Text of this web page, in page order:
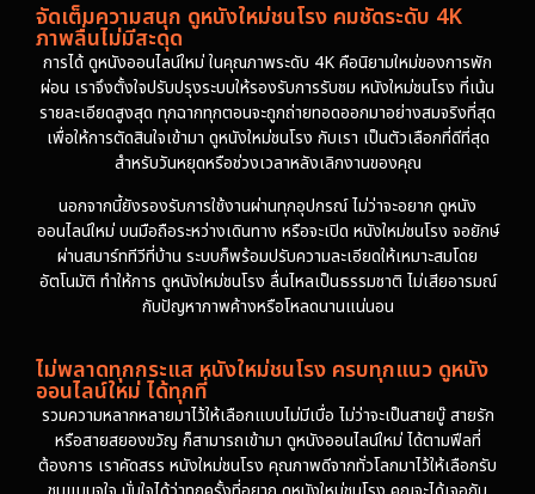
จัดเต็มความสนุก ดูหนังใหม่ชนโรง คมชัดระดับ 4K
ภาพลื่นไม่มีสะดุด
การได้ ดูหนังออนไลน์ใหม่ ในคุณภาพระดับ 4K คือนิยามใหม่ของการพัก
ผ่อน เราจึงตั้งใจปรับปรุงระบบให้รองรับการรับชม หนังใหม่ชนโรง ที่เน้น
รายละเอียดสูงสุด ทุกฉากทุกตอนจะถูกถ่ายทอดออกมาอย่างสมจริงที่สุด
เพื่อให้การตัดสินใจเข้ามา ดูหนังใหม่ชนโรง กับเรา เป็นตัวเลือกที่ดีที่สุด
สำหรับวันหยุดหรือช่วงเวลาหลังเลิกงานของคุณ
นอกจากนี้ยังรองรับการใช้งานผ่านทุกอุปกรณ์ ไม่ว่าจะอยาก ดูหนัง
ออนไลน์ใหม่ บนมือถือระหว่างเดินทาง หรือจะเปิด หนังใหม่ชนโรง จอยักษ์
ผ่านสมาร์ททีวีที่บ้าน ระบบก็พร้อมปรับความละเอียดให้เหมาะสมโดย
อัตโนมัติ ทำให้การ ดูหนังใหม่ชนโรง ลื่นไหลเป็นธรรมชาติ ไม่เสียอารมณ์
กับปัญหาภาพค้างหรือโหลดนานแน่นอน
ไม่พลาดทุกกระแส หนังใหม่ชนโรง ครบทุกแนว ดูหนัง
ออนไลน์ใหม่ ได้ทุกที่
รวมความหลากหลายมาไว้ให้เลือกแบบไม่มีเบื่อ ไม่ว่าจะเป็นสายบู๊ สายรัก
หรือสายสยองขวัญ ก็สามารถเข้ามา ดูหนังออนไลน์ใหม่ ได้ตามฟีลที่
ต้องการ เราคัดสรร หนังใหม่ชนโรง คุณภาพดีจากทั่วโลกมาไว้ให้เลือกรับ